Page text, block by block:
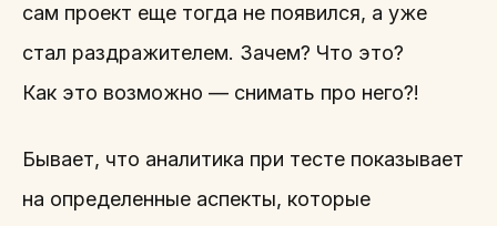
сам проект еще тогда не появился, а уже
стал раздражителем. Зачем? Что это?
Как это возможно — снимать про него?!
Бывает, что аналитика при тесте показывает
на определенные аспекты, которые